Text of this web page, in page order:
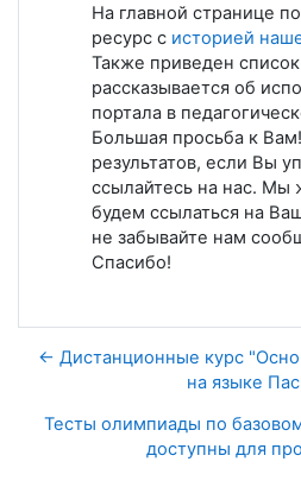
На главной странице
ресурс с историей
Также приведен
рассказывается об
портала в
Большая просьба к
результатов, если Вы
ссылайтесь на нас. Мы
будем ссылаться на
не забывайте нам
Спасибо!
← Дистанционные курс
на языке
Тесты олимпиады по
доступны для